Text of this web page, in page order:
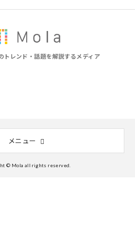
トレンド・話題を解説するメディア
メニュー
© Mola all rights reserved.